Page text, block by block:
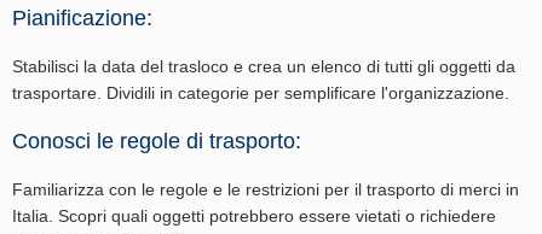
Pianificazione:
Stabilisci la data del trasloco e crea un elenco di tutti gli oggetti da
trasportare. Dividili in categorie per semplificare l'organizzazione.
Conosci le regole di trasporto:
Familiarizza con le regole e le restrizioni per il trasporto di merci in
Italia. Scopri quali oggetti potrebbero essere vietati o richiedere